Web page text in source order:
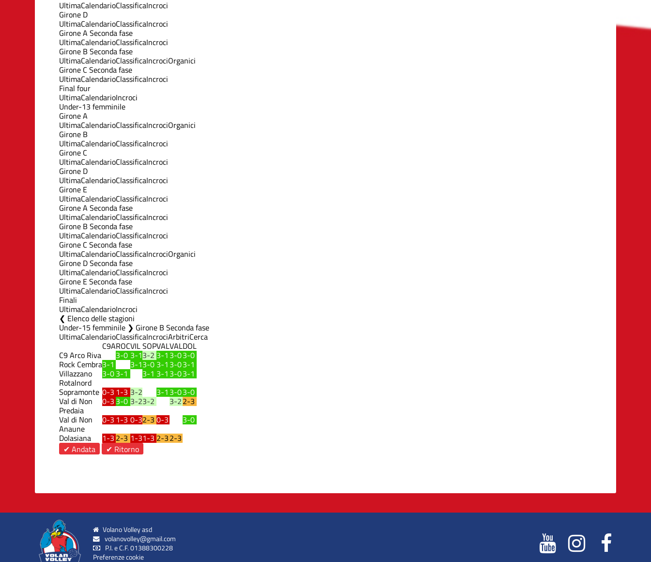
UltimaCalendarioClassificaIncroci
Girone D
UltimaCalendarioClassificaIncroci
Girone A Seconda fase
UltimaCalendarioClassificaIncroci
Girone B Seconda fase
UltimaCalendarioClassificaIncrociOrganici
Girone C Seconda fase
UltimaCalendarioClassificaIncroci
Final four
UltimaCalendarioIncroci
Under-13 femminile
Girone A
UltimaCalendarioClassificaIncrociOrganici
Girone B
UltimaCalendarioClassificaIncroci
Girone C
UltimaCalendarioClassificaIncroci
Girone D
UltimaCalendarioClassificaIncroci
Girone E
UltimaCalendarioClassificaIncroci
Girone A Seconda fase
UltimaCalendarioClassificaIncroci
Girone B Seconda fase
UltimaCalendarioClassificaIncroci
Girone C Seconda fase
UltimaCalendarioClassificaIncrociOrganici
Girone D Seconda fase
UltimaCalendarioClassificaIncroci
Girone E Seconda fase
UltimaCalendarioClassificaIncroci
Finali
UltimaCalendarioIncroci
Elenco delle stagioni
Under-15 femminile ❯ Girone B Seconda fase
UltimaCalendarioClassificaIncrociArbitriCerca
C9AROCVILSOPVALVALDOL
C9 Arco Riva 3-0 3-13-2 3-1 3-03-0
Rock Cembra3-1 3-13-0 3-1 3-03-1
Villazzano
Rotalnord
3-03-1 3-1 3-1 3-03-1
Sopramonte 0-3 1-3 3-2 3-1 3-03-0
Val di Non
Predaia
0-3 3-0 3-23-2 3-22-3
Val di Non
Anaune
0-3 1-3 0-32-3 0-3
3-0
Dolasiana
1-3 2-3 1-31-3 2-32-3
✔ Andata
✔ Ritorno
Volano Volley asd
volanovolley@gmail.com
P.I. e C.F. 01388300228
Preferenze cookie